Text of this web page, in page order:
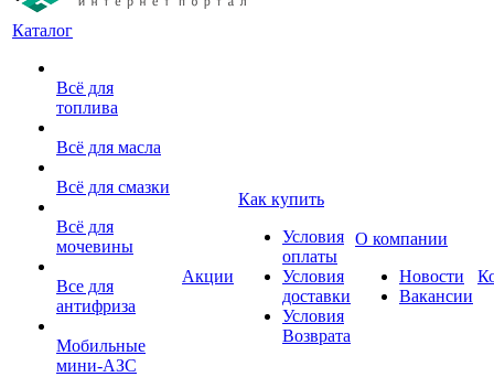
Каталог
Всё для
топлива
Всё для масла
Всё для смазки
Всё для
мочевины
Все для
антифриза
Мобильные
мини-АЗС
Акции
Как купить
Условия
оплаты
Условия
доставки
Условия
Возврата
О компании
Новости
Вакансии